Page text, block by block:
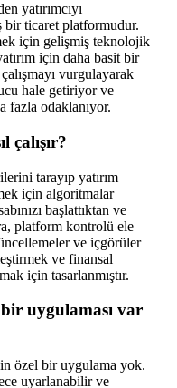
yatırımcıyı
bir ticaret platformudur.
için gelişmiş teknolojik
için daha basit bir
vurgulayarak
hale getiriyor ve
fazla odaklanıyor.
çalışır?
tarayıp yatırım
için algoritmalar
başlattıktan ve
platform kontrolü ele
ve içgörüler
ve finansal
için tasarlanmıştır.
uygulaması var
özel bir uygulama yok.
uyarlanabilir ve